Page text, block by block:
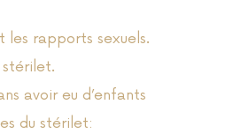
les rapports sexuels.
avoir eu d’enfants
du stérilet: